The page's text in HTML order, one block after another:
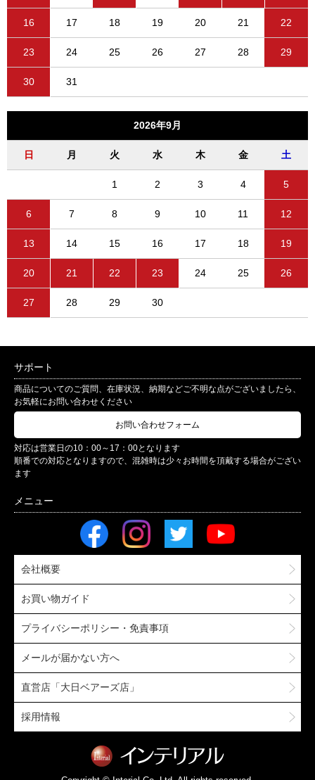
16 17 18 19 20 21 22
23 24 25 26 27 28 29
30 31
2026年9月
日 月 火 水 木 金 土
1 2 3 4 5
6 7 8 9 10 11 12
13 14 15 16 17 18 19
20 21 22 23 24 25 26
27 28 29 30
サポート
商品についてのご質問、在庫状況、納期などご不明な点がございましたら、
お気軽にお問い合わせください
お問い合わせフォーム
対応は営業日の10：00～17：00となります
順番での対応となりますので、混雑時は少々お時間を頂戴する場合がござい
ます
会社概要
お買い物ガイド
プライバシーポリシー・免責事項
メールが届かない方へ
直営店「大日ベアーズ店」
採用情報